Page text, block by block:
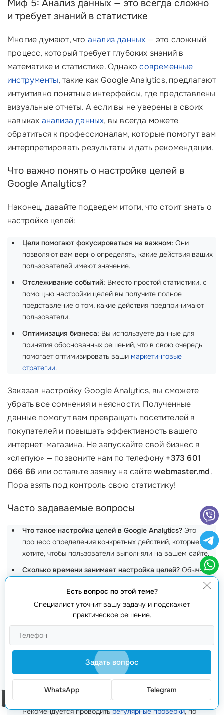
Миф 5: Анализ данных — это всегда сложно
и требует знаний в статистике
Многие думают, что анализ данных — это сложный
процесс, который требует глубоких знаний в
математике и статистике. Однакосовременные
инструменты, такие как Google Analytics, предлагают
интуитивно понятные интерфейсы, где представлены
визуальные отчеты. А если вы не уверены в своих
навыках анализа данных, вы всегда можете
обратиться к профессионалам, которые помогут вам
интерпретировать результаты и дать рекомендации.
Что важно понять о настройке целей в
Google Analytics?
Наконец, давайте подведем итоги, что стоит знать о
настройке целей:
Цели помогают фокусироваться на важном: Они
позволяют вам верно определять, какие действия ваших
пользователей имеют значение.
Отслеживание событий: Вместо простой статистики, с
помощью настройки целей вы получите полное
представление о том, какие действия предпринимают
пользователи.
Оптимизация бизнеса: Вы используете данные для
принятия обоснованных решений, что в свою очередь
помогает оптимизировать ваши маркетинговые
стратегии.
Заказав настройку Google Analytics, вы сможете
убрать все сомнения и неясности. Полученные
данные помогут вам превращать посетителей в
покупателей и повышать эффективность вашего
интернет-магазина. Не запускайте свой бизнес в
«слепую» — позвоните нам по телефону +373 601
066 66 или оставьте заявку на сайтеwebmaster.md.
Пора взять под контроль свою статистику!
Часто задаваемые вопросы
Что такое настройка целей в Google Analytics? Это
процесс определения конкретных действий, которые вы
хотите, чтобы пользователи выполняли на вашем сайте.
Сколько времени занимает настройка целей? Обычно
Почему важна веб-аналитика для моего бизнеса?
позволяет вам понять поведение пользователей и
оптимизировать ваши стратегии продаж.
Можно ли использовать Google Analytics на мобильных
Да, Google Analytics предоставляет
приложения для мобильных платформ, что делает
анализ
удобным в любом месте.
Как часто нужно проверять веб-аналитику?
Рекомендуется проводитьрегулярные проверки, по
Есть вопрос по этой теме?
Специалист уточнит вашу задачу и подскажет
практическое решение.
Задать вопрос
WhatsApp Telegram
Заказать звонок